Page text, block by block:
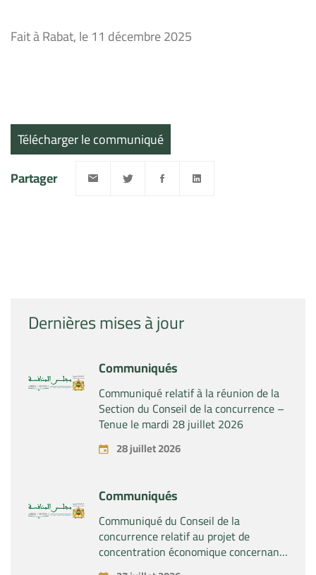
Dernières mises à jour
Communiqués
Communiqué relatif à la réunion de la
Section du Conseil de la concurrence –
Tenue le mardi 28 juillet 2026
28 juillet 2026
Communiqués
Communiqué du Conseil de la
concurrence relatif au projet de
concentration économique concernant
la prise du contrôle exclusif par la
Fait à Rabat, le 11 décembre 2025
Télécharger le communiqué
Partager